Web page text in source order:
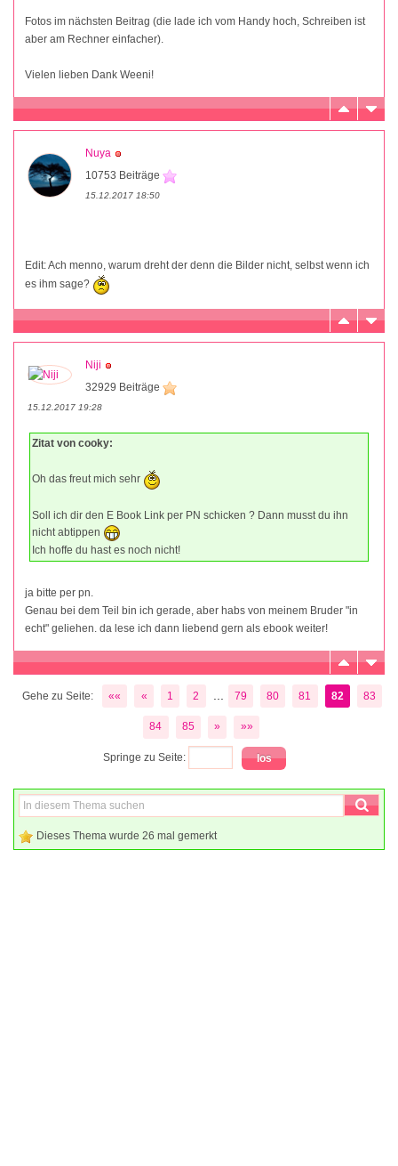
Fotos im nächsten Beitrag (die lade ich vom Handy hoch, Schreiben ist
aber am Rechner einfacher).
Vielen lieben Dank Weeni!
Nuya
10753 Beiträge
15.12.2017 18:50
Edit: Ach menno, warum dreht der denn die Bilder nicht, selbst wenn ich
es ihm sage?
Niji
32929 Beiträge
15.12.2017 19:28
Zitat von cooky:
Oh das freut mich sehr
Soll ich dir den E Book Link per PN schicken ? Dann musst du ihn
nicht abtippen
Ich hoffe du hast es noch nicht!
ja bitte per pn.
Genau bei dem Teil bin ich gerade, aber habs von meinem Bruder "in
echt" geliehen. da lese ich dann liebend gern als ebook weiter!
Gehe zu Seite: «« « 1 2 79 80 81 82 83
84 85 » »»
Springe zu Seite:
Dieses Thema wurde 26 mal gemerkt